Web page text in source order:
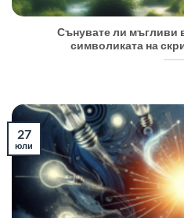
Сънувате ли мъгливи
символиката на
27
юли